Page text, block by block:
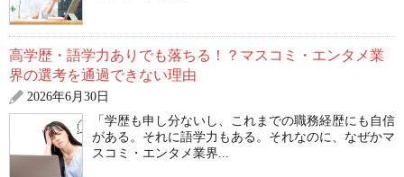
高学歴・語学力ありでも落ちる！？マスコミ・エンタメ業
界の選考を通過できない理由
2026年6月30日
「学歴も申し分ないし、これまでの職務経歴にも自信
がある。それに語学力もある。それなのに、なぜかマ
スコミ・エンタメ業界...